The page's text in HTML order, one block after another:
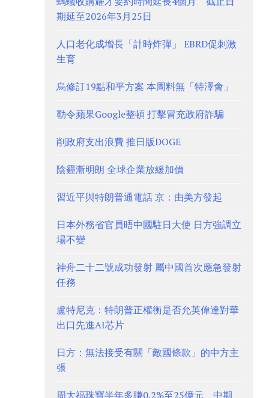
期延至2026年3月25日
人口老化成增長「計時炸彈」 EBRD促刺激
生育
烏修訂19點和平方案 本周料無「特澤會」
勒令蘋果Google整頓 打擊冒充政府詐騙
削政府支出浪費 推日版DOGE
陰霾漸明朗 全球企業放緩加價
習近平與特朗普通電話 京：由美方發起
日本外務省官員晤中國駐日大使 日方強調立
場不變
神舟二十二號成功發射 屬中國首次應急發射
任務
盧特尼克：特朗普正權衡是否允英偉達對華
出口先進AI芯片
日方：無法接受有關「敵國條款」的中方主
張
周大福珠寶半年多賺0.2%至25億元、中期